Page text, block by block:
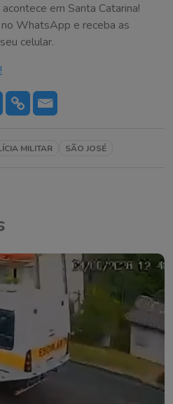
em Santa Catarina!
WhatsApp e receba as
celular.
MILITAR SÃO JOSÉ